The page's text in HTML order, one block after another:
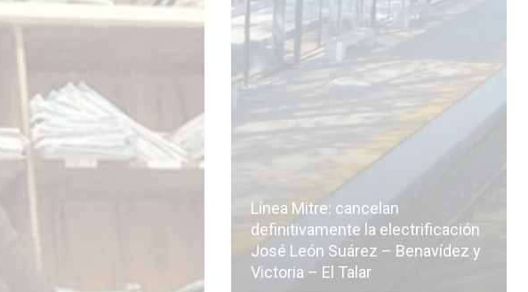
Línea Mitre: cancelan
definitivamente la electrificación
José León Suárez – Benavídez y
Victoria – El Talar